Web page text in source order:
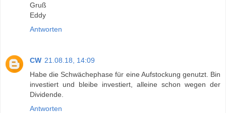
Gruß
Eddy
Antworten
CW 21.08.18, 14:09
Habe die Schwächephase für eine Aufstockung genutzt. Bin
investiert und bleibe investiert, alleine schon wegen der
Dividende.
Antworten